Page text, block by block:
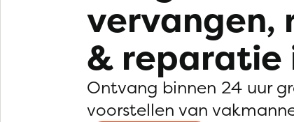
vervangen,
& reparatie
Ontvang binnen 24 uur
voorstellen van